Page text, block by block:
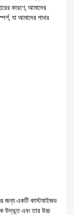
কারণে, আমাদের
যা আমাদের পাথর
জন্য একটি কাস্টমাইজড
উদ্ভূত এবং তার উচ্চ